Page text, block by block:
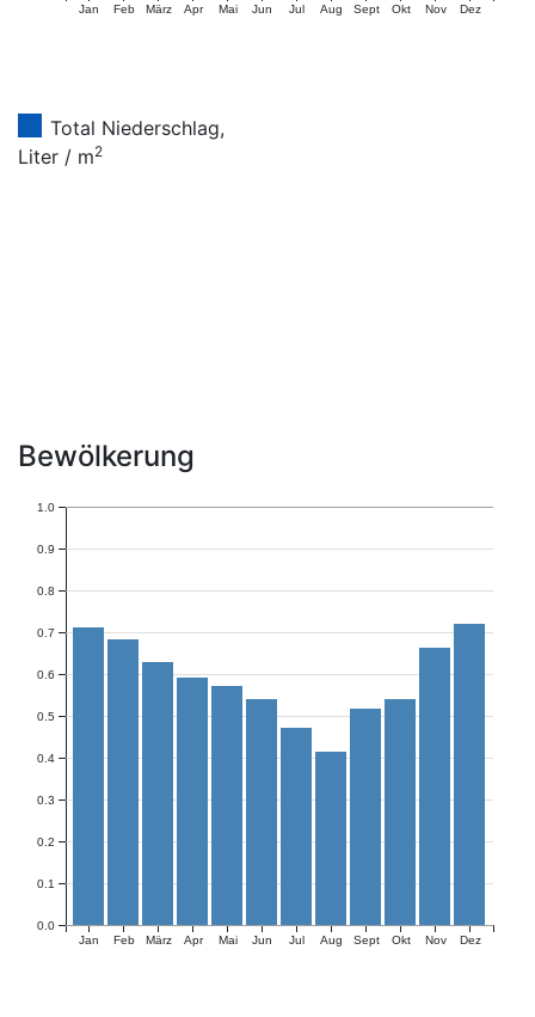
Jan Feb März Apr Mai Jun Jul Aug Sept Okt Nov Dez
Total Niederschlag,
Liter / m2
Bewölkerung
Jan Feb März Apr Mai Jun Jul Aug Sept Okt Nov Dez
0.0
0.1
0.2
0.3
0.4
0.5
0.6
0.7
0.8
0.9
1.0